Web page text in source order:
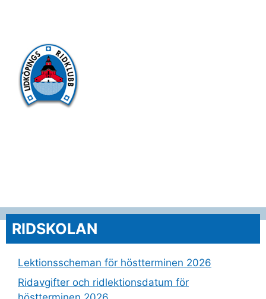
RIDSKOLAN
Lektionsscheman för höstterminen 2026
Ridavgifter och ridlektionsdatum för